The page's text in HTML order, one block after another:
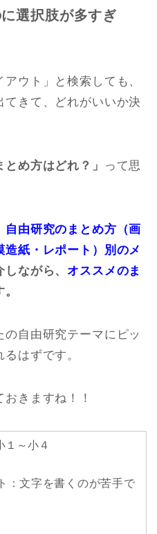
選択肢が多すぎ
ウト」と検索しても、
きて、どれがいいか決
とめ方はどれ？」
って思
自由研究のまとめ方（画
紙・レポート）別のメ
しながら、 オススメのま
自由研究テーマにピッ
はずです。
きますね！！
１～小４
：文字を書くのが苦手で